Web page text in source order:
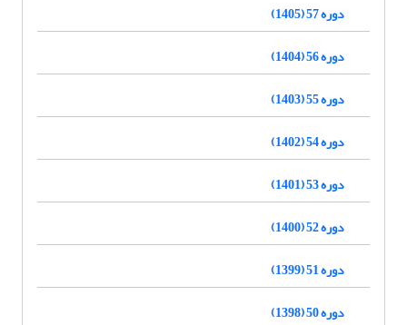
دوره 57 (1405)
دوره 56 (1404)
دوره 55 (1403)
دوره 54 (1402)
دوره 53 (1401)
دوره 52 (1400)
دوره 51 (1399)
دوره 50 (1398)